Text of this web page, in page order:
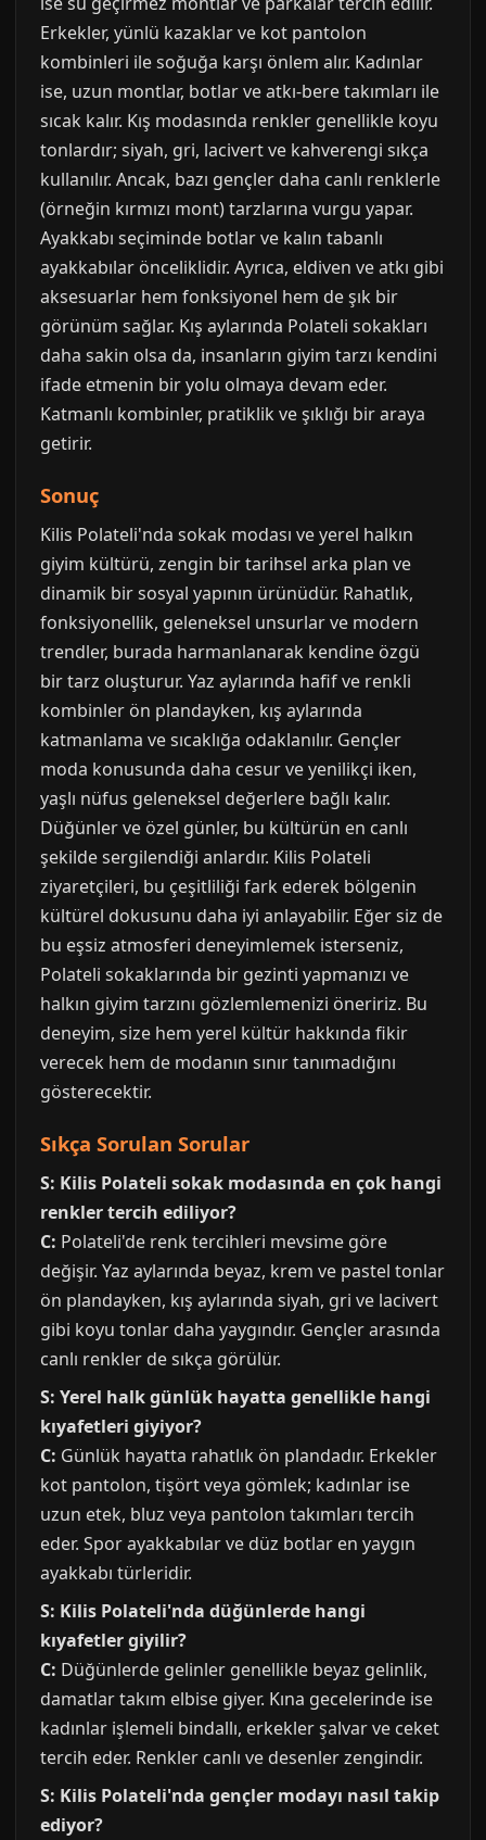
Erkekler, yünlü kazaklar ve kot pantolon
kombinleri ile soğuğa karşı önlem alır. Kadınlar
ise, uzun montlar, botlar ve atkı-bere takımları ile
sıcak kalır. Kış modasında renkler genellikle koyu
tonlardır; siyah, gri, lacivert ve kahverengi sıkça
kullanılır. Ancak, bazı gençler daha canlı renklerle
(örneğin kırmızı mont) tarzlarına vurgu yapar.
Ayakkabı seçiminde botlar ve kalın tabanlı
ayakkabılar önceliklidir. Ayrıca, eldiven ve atkı gibi
aksesuarlar hem fonksiyonel hem de şık bir
görünüm sağlar. Kış aylarında Polateli sokakları
daha sakin olsa da, insanların giyim tarzı kendini
ifade etmenin bir yolu olmaya devam eder.
Katmanlı kombinler, pratiklik ve şıklığı bir araya
getirir.
Sonuç
Kilis Polateli'nda sokak modası ve yerel halkın
giyim kültürü, zengin bir tarihsel arka plan ve
dinamik bir sosyal yapının ürünüdür. Rahatlık,
fonksiyonellik, geleneksel unsurlar ve modern
trendler, burada harmanlanarak kendine özgü
bir tarz oluşturur. Yaz aylarında hafif ve renkli
kombinler ön plandayken, kış aylarında
katmanlama ve sıcaklığa odaklanılır. Gençler
moda konusunda daha cesur ve yenilikçi iken,
yaşlı nüfus geleneksel değerlere bağlı kalır.
Düğünler ve özel günler, bu kültürün en canlı
şekilde sergilendiği anlardır. Kilis Polateli
ziyaretçileri, bu çeşitliliği fark ederek bölgenin
kültürel dokusunu daha iyi anlayabilir. Eğer siz de
bu eşsiz atmosferi deneyimlemek isterseniz,
Polateli sokaklarında bir gezinti yapmanızı ve
halkın giyim tarzını gözlemlemenizi öneririz. Bu
deneyim, size hem yerel kültür hakkında fikir
verecek hem de modanın sınır tanımadığını
gösterecektir.
Sıkça Sorulan Sorular
S: Kilis Polateli sokak modasında en çok hangi
renkler tercih ediliyor?
C: Polateli'de renk tercihleri mevsime göre
değişir. Yaz aylarında beyaz, krem ve pastel tonlar
ön plandayken, kış aylarında siyah, gri ve lacivert
gibi koyu tonlar daha yaygındır. Gençler arasında
canlı renkler de sıkça görülür.
S: Yerel halk günlük hayatta genellikle hangi
kıyafetleri giyiyor?
C: Günlük hayatta rahatlık ön plandadır. Erkekler
kot pantolon, tişört veya gömlek; kadınlar ise
uzun etek, bluz veya pantolon takımları tercih
eder. Spor ayakkabılar ve düz botlar en yaygın
ayakkabı türleridir.
S: Kilis Polateli'nda düğünlerde hangi
kıyafetler giyilir?
C: Düğünlerde gelinler genellikle beyaz gelinlik,
damatlar takım elbise giyer. Kına gecelerinde ise
kadınlar işlemeli bindallı, erkekler şalvar ve ceket
tercih eder. Renkler canlı ve desenler zengindir.
S: Kilis Polateli'nda gençler modayı nasıl takip
ediyor?